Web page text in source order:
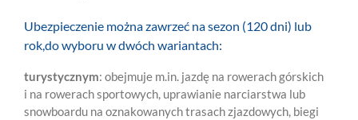
Ubezpieczenie można zawrzeć na sezon (120 dni) lub
rok,do wyboru w dwóch wariantach:
turystycznym: obejmuje m.in. jazdę na rowerach górskich
i na rowerach sportowych, uprawianie narciarstwa lub
snowboardu na oznakowanych trasach zjazdowych, biegi